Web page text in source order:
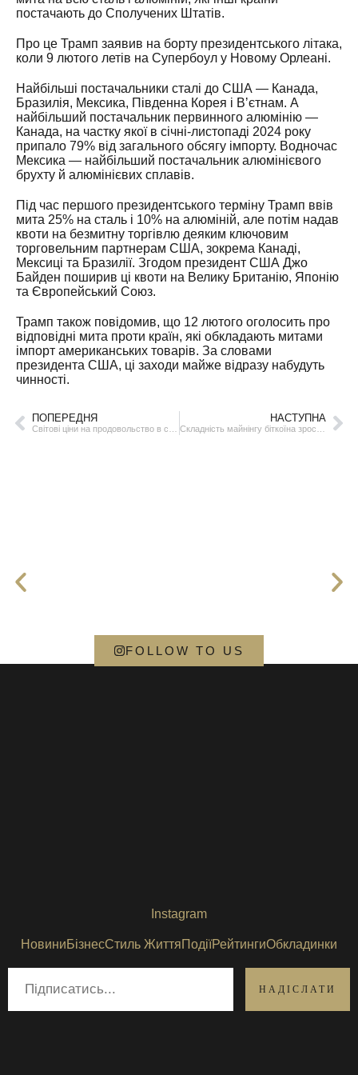
постачають до Сполучених Штатів.
Про це Трамп заявив на борту президентського літака,
коли 9 лютого летів на Супербоул у Новому Орлеані.
Найбільші постачальники сталі до США — Канада,
Бразилія, Мексика, Південна Корея і Вʼєтнам. А
найбільший постачальник первинного алюмінію —
Канада, на частку якої в січні-листопаді 2024 року
припало 79% від загального обсягу імпорту. Водночас
Мексика — найбільший постачальник алюмінієвого
брухту й алюмінієвих сплавів.
Під час першого президентського терміну Трамп ввів
мита 25% на сталь і 10% на алюміній, але потім надав
квоти на безмитну торгівлю деяким ключовим
торговельним партнерам США, зокрема Канаді,
Мексиці та Бразилії. Згодом президент США Джо
Байден поширив ці квоти на Велику Британію, Японію
та Європейський Союз.
Трамп також повідомив, що 12 лютого оголосить про
відповідні мита проти країн, які обкладають митами
імпорт американських товарів. За словами
президента США, ці заходи майже відразу набудуть
чинності.
ПОПЕРЕДНЯ НАСТУПНА
FOLLOW TO US
Instagram
НовиниБізнесСтиль ЖиттяПодіїРейтингиОбкладинки